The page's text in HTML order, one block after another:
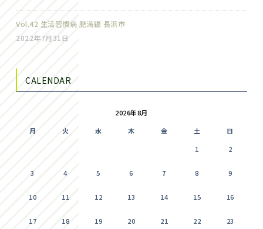
Vol.42 生活習慣病 肥満編 長浜市
2022年7月31日
CALENDAR
2026年8月
月
火 水 木 金 土
日
1
2
3 4 5 6 7 8 9
10 11 12 13 14 15 16
17 18 19 20 21 22 23